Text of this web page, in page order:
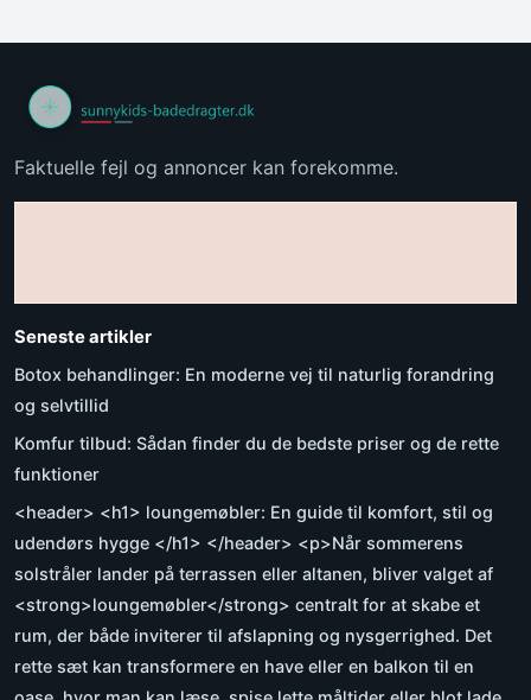
Faktuelle fejl og annoncer kan forekomme.
Seneste artikler
Botox behandlinger: En moderne vej til naturlig forandring
og selvtillid
Komfur tilbud: Sådan finder du de bedste priser og de rette
funktioner
<header> <h1> loungemøbler: En guide til komfort, stil og
udendørs hygge </h1> </header> <p>Når sommerens
solstråler lander på terrassen eller altanen, bliver valget af
<strong>loungemøbler</strong> centralt for at skabe et
rum, der både inviterer til afslapning og nysgerrighed. Det
rette sæt kan transformere en have eller en balkon til en